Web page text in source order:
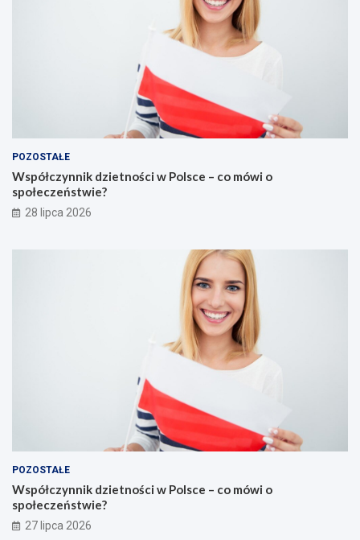
POZOSTAŁE
Współczynnik dzietności w Polsce – co mówi o
społeczeństwie?
28 lipca 2026
POZOSTAŁE
Współczynnik dzietności w Polsce – co mówi o
społeczeństwie?
27 lipca 2026